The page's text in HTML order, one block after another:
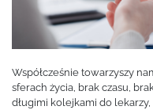
Współcześnie towarzyszy
sferach życia, brak czasu,
długimi kolejkami do